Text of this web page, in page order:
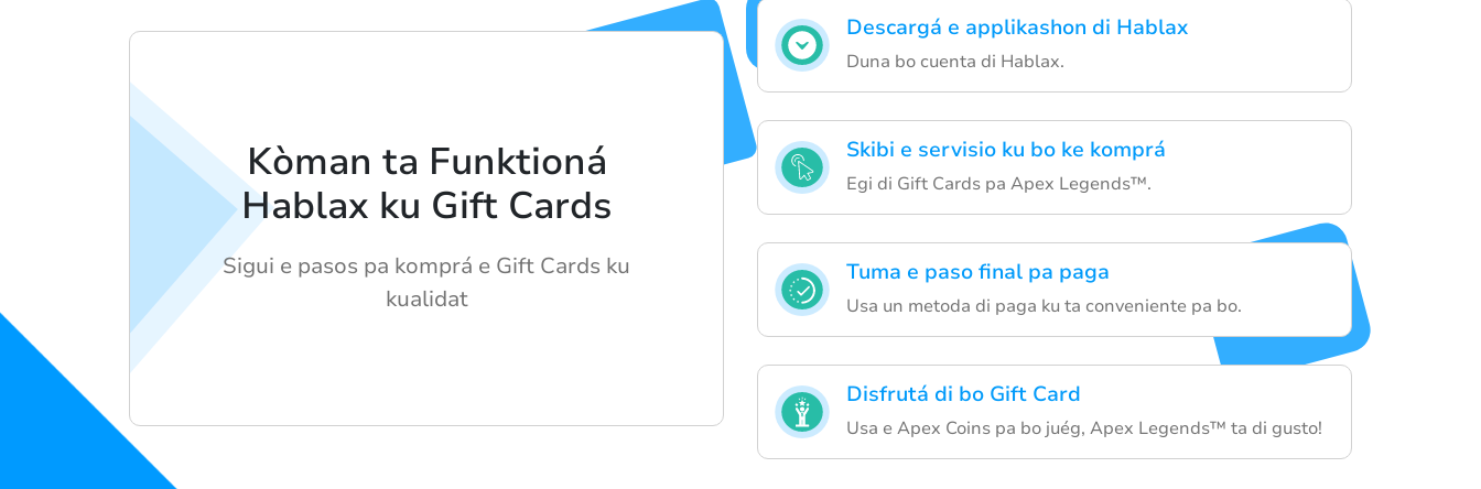
Descargá e applikashon di Hablax
Duna bo cuenta di Hablax.
Skibi e servisio ku bo ke komprá
Egi di Gift Cards pa Apex Legends™.
Tuma e paso final pa paga
Usa un metoda di paga ku ta conveniente pa bo.
Disfrutá di bo Gift Card
Usa e Apex Coins pa bo juég, Apex Legends™ ta di gusto!
Kòman ta Funktioná
Hablax ku Gift Cards
Sigui e pasos pa komprá e Gift Cards ku
kualidat